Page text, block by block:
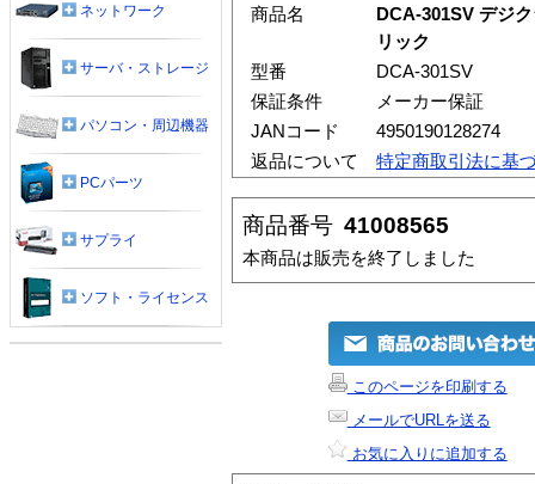
商品名
DCA-301SV デジ
リック
型番
DCA-301SV
保証条件
メーカー保証
JANコード
4950190128274
返品について
特定商取引法に基
商品番号 41008565
本商品は販売を終了しました
このページを印刷する
メールでURLを送る
お気に入りに追加する
ネットワーク
サーバ・ストレージ
パソコン・周辺機器
PCパーツ
サプライ
ソフト・ライセンス